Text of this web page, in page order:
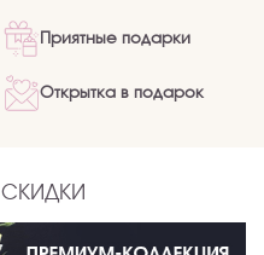
Приятные подарки
Открытка в подарок